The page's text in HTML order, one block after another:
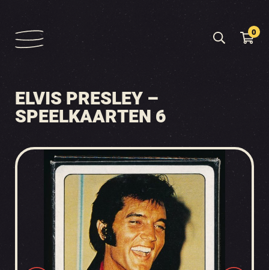
0
ELVIS PRESLEY –
SPEELKAARTEN 6